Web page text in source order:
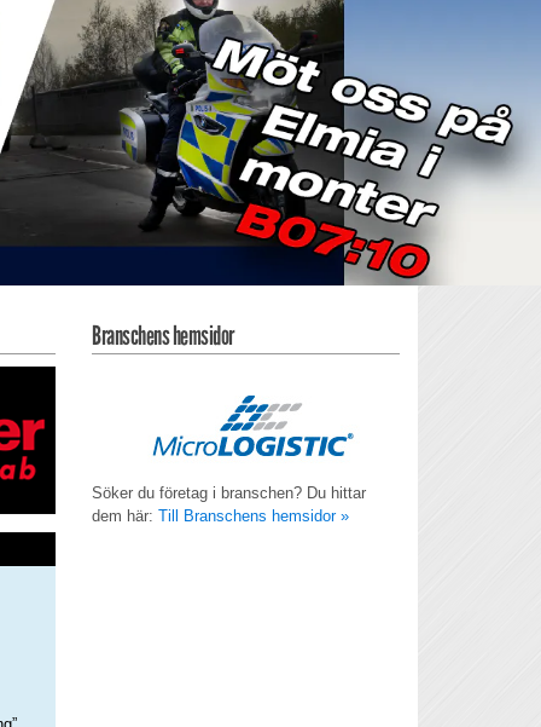
Branschens hemsidor
Söker du företag i branschen? Du hittar
dem här: Till Branschens hemsidor »